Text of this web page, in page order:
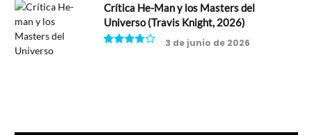
Crítica He-Man y los Masters del
Universo (Travis Knight, 2026)
3 de junio de 2026